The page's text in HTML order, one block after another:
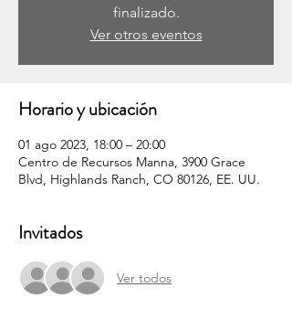
finalizado.
Ver otros eventos
Horario y ubicación
01 ago 2023, 18:00 – 20:00
Centro de Recursos Manna, 3900 Grace
Blvd, Highlands Ranch, CO 80126, EE. UU.
Invitados
Ver todos